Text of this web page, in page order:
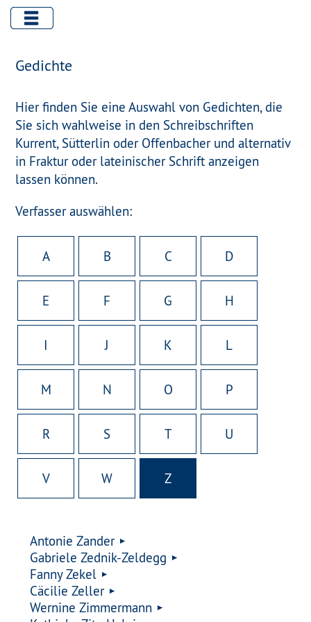
Gedichte
Hier finden Sie eine Auswahl von Gedichten, die
Sie sich wahlweise in den Schreibschriften
Kurrent, Sütterlin oder Offenbacher und alternativ
in Fraktur oder lateinischer Schrift anzeigen
lassen können.
Verfasser auswählen:
A B C D
E F G H
I J K L
M N O P
R S T U
V W Z
Antonie Zander
Gabriele Zednik-Zeldegg
Fanny Zekel
Cäcilie Zeller
Wernine Zimmermann